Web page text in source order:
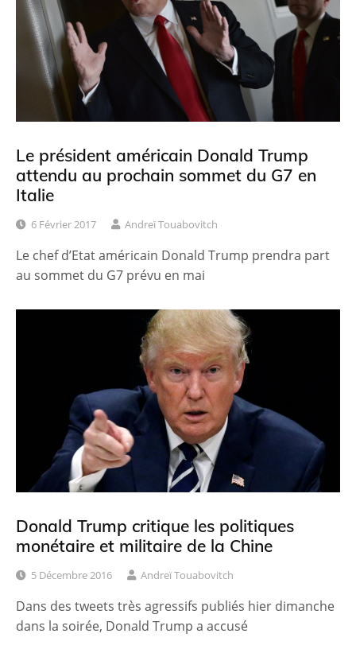
Le président américain Donald Trump
attendu au prochain sommet du G7 en
Italie
6 Février 2017 Andreï Touabovitch
Le chef d’Etat américain Donald Trump prendra part
au sommet du G7 prévu en mai
Donald Trump critique les politiques
monétaire et militaire de la Chine
5 Décembre 2016 Andreï Touabovitch
Dans des tweets très agressifs publiés hier dimanche
dans la soirée, Donald Trump a accusé